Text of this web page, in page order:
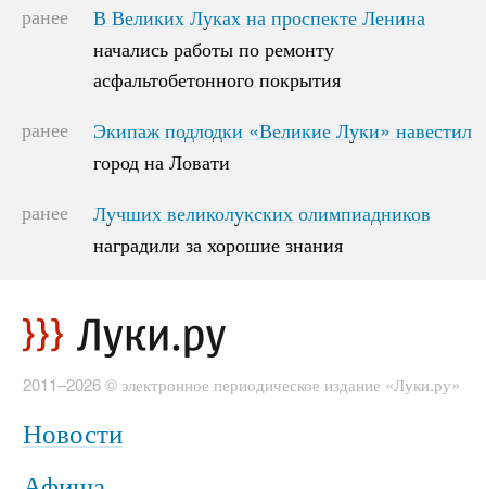
ранее
В Великих Луках на проспекте Ленина
начались работы по ремонту
асфальтобетонного покрытия
В Великих Луках на проспекте Ленина
начались работы по ремонту
асфальтобетонного покрытия
ранее
Экипаж подлодки «Великие Луки» навестил
город на Ловати
Экипаж подлодки «Великие Луки» навестил
город на Ловати
ранее
Лучших великолукских олимпиадников
наградили за хорошие знания
Лучших великолукских олимпиадников
наградили за хорошие знания
2011–2026 © электронное периодическое издание «Луки.ру»
Новости